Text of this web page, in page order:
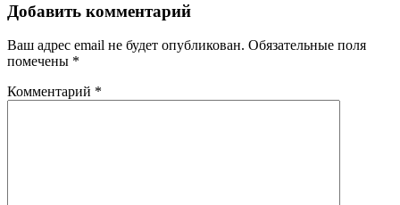
Добавить комментарий
Ваш адрес email не будет опубликован. Обязательные поля
помечены *
Комментарий *